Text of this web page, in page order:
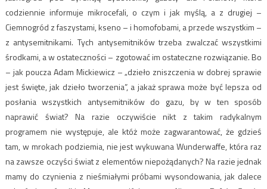
codziennie informuje mikrocefali, o czym i jak myślą, a z drugiej –
Ciemnogród z faszystami, kseno – i homofobami, a przede wszystkim –
z antysemitnikami. Tych antysemitników trzeba zwalczać wszystkimi
środkami, a w ostateczności – zgotować im ostateczne rozwiązanie. Bo
– jak poucza Adam Mickiewicz – „dzieło zniszczenia w dobrej sprawie
jest święte, jak dzieło tworzenia”, a jakaż sprawa może być lepsza od
posłania wszystkich antysemitników do gazu, by w ten sposób
naprawić świat? Na razie oczywiście nikt z takim radykalnym
programem nie występuje, ale któż może zagwarantować, że gdzieś
tam, w mrokach podziemia, nie jest wykuwana Wunderwaffe, która raz
na zawsze oczyści świat z elementów niepożądanych? Na razie jednak
mamy do czynienia z nieśmiałymi próbami wysondowania, jak dalece